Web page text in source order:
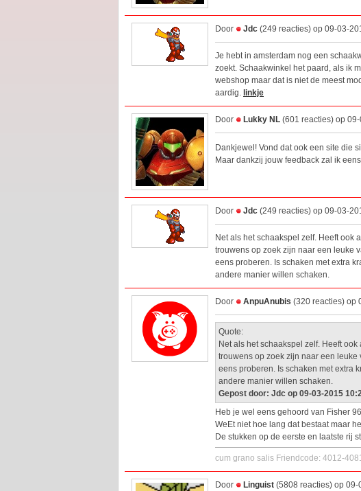
Door Jdc (249 reacties) op 09-03-
Je hebt in amsterdam nog een
zoekt. Schaakwinkel het paard, als ik
webshop maar dat is niet de meest
aardig. linkje
Door Lukky NL (601 reacties) op
Dankjewel! Vond dat ook een site die
Maar dankzij jouw feedback zal ik
Door Jdc (249 reacties) op 09-03-
Net als het schaakspel zelf. Heeft ook
trouwens op zoek zijn naar een leuke
eens proberen. Is schaken met extra
andere manier willen schaken.
Door AnpuAnubis (320 reacties) op
Quote:
Net als het schaakspel zelf. Heeft
trouwens op zoek zijn naar een leuke
eens proberen. Is schaken met extra
andere manier willen schaken.
Gepost door: Jdc op 09-03-2015
Heb je wel eens gehoord van Fisher
WeEt niet hoe lang dat bestaat maar
De stukken op de eerste en laatste rij
cum grano salis Friendcode: 4012-
Door Linguist (5808 reacties) op 09-